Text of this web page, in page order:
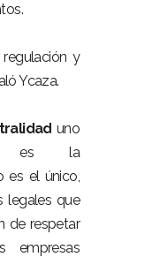
y
Ycaza.
uno
es la
es el único,
legales que
de respetar
empresas